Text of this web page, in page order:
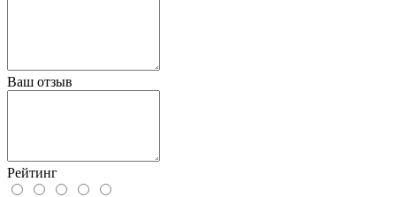
Ваш отзыв
Рейтинг